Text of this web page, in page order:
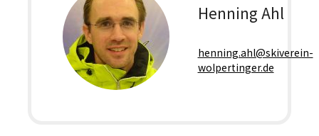
Henning Ahl
henning.ahl@skiverein-
wolpertinger.de